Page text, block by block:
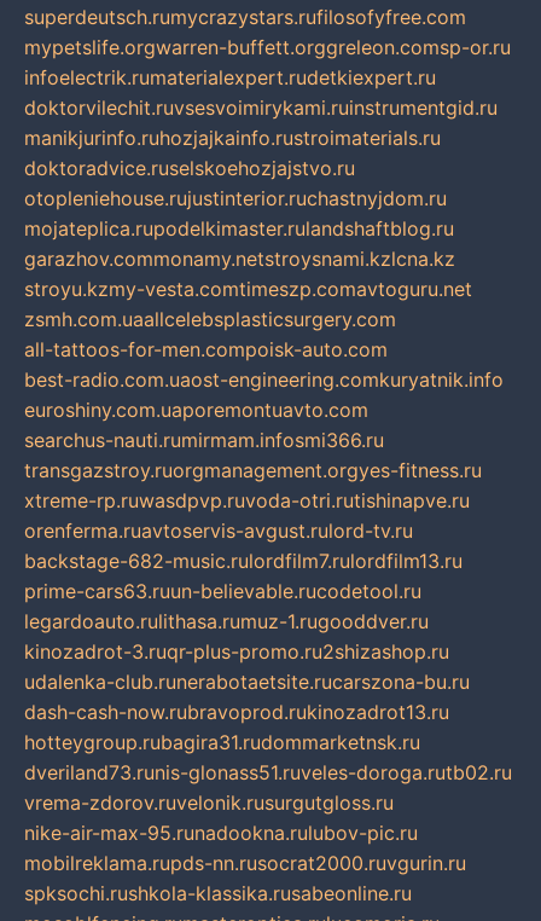
superdeutsch.rumycrazystars.rufilosofyfree.com
mypetslife.orgwarren-buffett.orggreleon.comsp-or.ru
infoelectrik.rumaterialexpert.rudetkiexpert.ru
doktorvilechit.ruvsesvoimirykami.ruinstrumentgid.ru
manikjurinfo.ruhozjajkainfo.rustroimaterials.ru
doktoradvice.ruselskoehozjajstvo.ru
otopleniehouse.rujustinterior.ruchastnyjdom.ru
mojateplica.rupodelkimaster.rulandshaftblog.ru
garazhov.commonamy.netstroysnami.kzlcna.kz
stroyu.kzmy-vesta.comtimeszp.comavtoguru.net
zsmh.com.uaallcelebsplasticsurgery.com
all-tattoos-for-men.compoisk-auto.com
best-radio.com.uaost-engineering.comkuryatnik.info
euroshiny.com.uaporemontuavto.com
searchus-nauti.rumirmam.infosmi366.ru
transgazstroy.ruorgmanagement.orgyes-fitness.ru
xtreme-rp.ruwasdpvp.ruvoda-otri.rutishinapve.ru
orenferma.ruavtoservis-avgust.rulord-tv.ru
backstage-682-music.rulordfilm7.rulordfilm13.ru
prime-cars63.ruun-believable.rucodetool.ru
legardoauto.rulithasa.rumuz-1.rugooddver.ru
kinozadrot-3.ruqr-plus-promo.ru2shizashop.ru
udalenka-club.runerabotaetsite.rucarszona-bu.ru
dash-cash-now.rubravoprod.rukinozadrot13.ru
hotteygroup.rubagira31.rudommarketnsk.ru
dveriland73.runis-glonass51.ruveles-doroga.rutb02.ru
vrema-zdorov.ruvelonik.rusurgutgloss.ru
nike-air-max-95.runadookna.rulubov-pic.ru
mobilreklama.rupds-nn.rusocrat2000.ruvgurin.ru
spksochi.rushkola-klassika.rusabeonline.ru